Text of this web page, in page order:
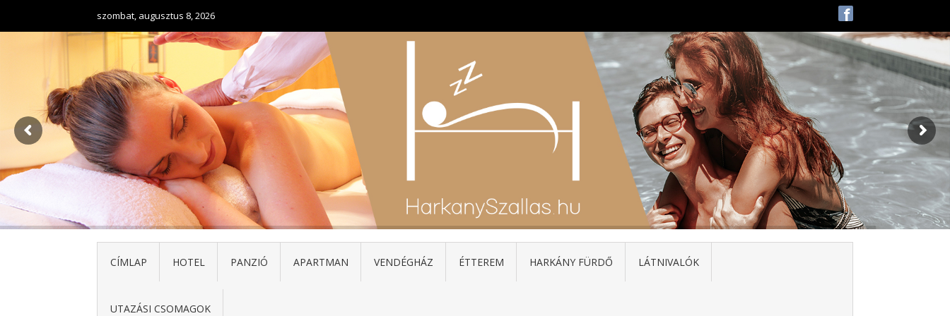
szombat, augusztus 8, 2026 f
CÍMLAP HOTEL PANZIÓ APARTMAN VENDÉGHÁZ ÉTTEREM HARKÁNY FÜRDŐ LÁTNIVALÓK
UTAZÁSI CSOMAGOK